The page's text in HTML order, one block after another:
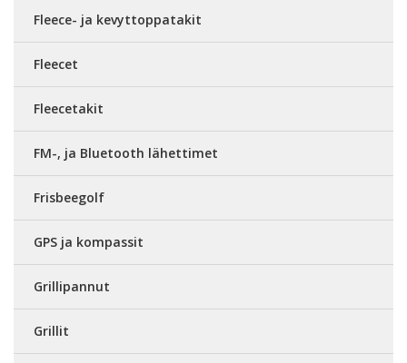
Fleece- ja kevyttoppatakit
Fleecet
Fleecetakit
FM-, ja Bluetooth lähettimet
Frisbeegolf
GPS ja kompassit
Grillipannut
Grillit